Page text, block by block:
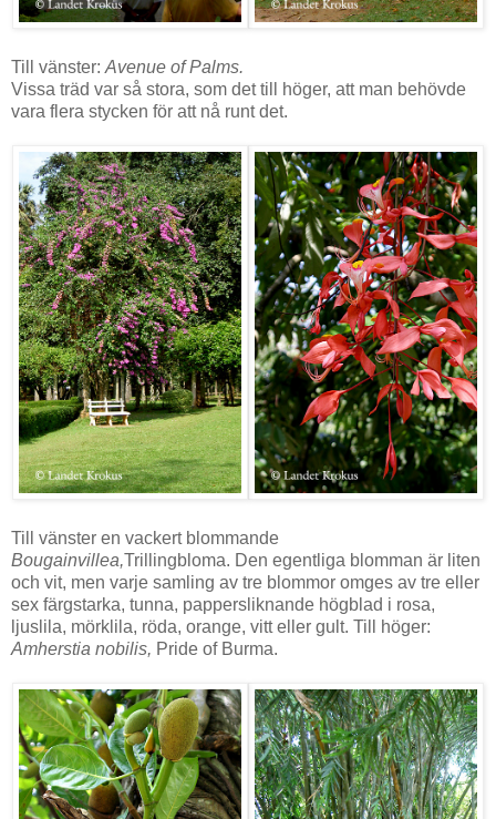
Till vänster: Avenue of Palms.
Vissa träd var så stora, som det till höger, att man behövde
vara flera stycken för att nå runt det.
Till vänster en vackert blommande
Bougainvillea,Trillingbloma. Den egentliga blomman är liten
och vit, men varje samling av tre blommor omges av tre eller
sex färgstarka, tunna, pappersliknande högblad i rosa,
ljuslila, mörklila, röda, orange, vitt eller gult. Till höger:
Amherstia nobilis, Pride of Burma.